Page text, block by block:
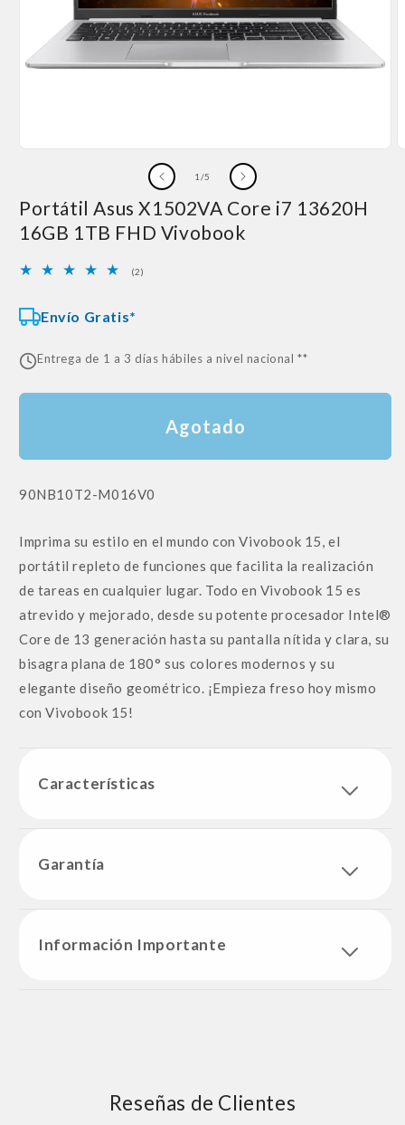
en
ventana
1 /de5
Portátil Asus X1502VA Core i7 13620H
16GB 1TB FHD Vivobook
(2)
Envío Gratis*
Entrega de 1 a 3 días hábiles a nivel nacional **
Agotado
SKU:
90NB10T2-M016V0
Imprima su estilo en el mundo con Vivobook 15, el
portátil repleto de funciones que facilita la realización
de tareas en cualquier lugar. Todo en Vivobook 15 es
atrevido y mejorado, desde su potente procesador Intel®
Core de 13 generación hasta su pantalla nítida y clara, su
bisagra plana de 180° sus colores modernos y su
elegante diseño geométrico. ¡Empieza freso hoy mismo
con Vivobook 15!
Características
Garantía
Información Importante
Reseñas de Clientes